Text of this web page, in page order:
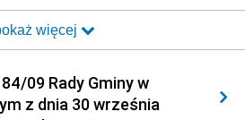
Ministra Transportu i Budownictwa
Spraw Wewnętrznych i
więcej
09 Rady Gminy w
z dnia 30 września